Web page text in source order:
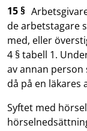
15 §
de arbetstagare
med, eller
4 § tabell 1.
av annan
då på en läkares
Syftet med